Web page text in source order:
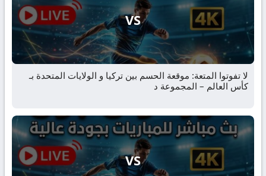
VS
لا تفوتوا المتعة: موقعة الحسم بين تركيا و الولايات المتحدة بـ
كأس العالم – المجموعة د
VS